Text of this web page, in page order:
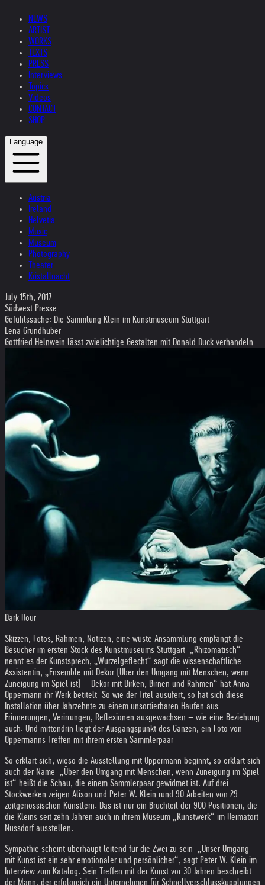
NEWS
ARTIST
WORKS
TEXTS
PRESS
Interviews
Topics
Videos
CONTACT
SHOP
Language
Austria
Ireland
Helvetia
Music
Museum
Photography
Theater
Kristallnacht
July 15th, 2017
Südwest Presse
Gefühlssache: Die Sammlung Klein im Kunstmuseum Stuttgart
Lena Grundhuber
Gottfried Helnwein lässt zwielichtige Gestalten mit Donald Duck verhandeln
Dark Hour
Skizzen, Fotos, Rahmen, Notizen, eine wüste Ansammlung empfängt die
Besucher im ersten Stock des Kunstmuseums Stuttgart. „Rhizomatisch“
nennt es der Kunstsprech, „Wurzelgeflecht“ sagt die wissenschaftliche
Assistentin, „Ensemble mit Dekor (Über den Umgang mit Menschen, wenn
Zuneigung im Spiel ist) – Dekor mit Birken, Birnen und Rahmen“ hat Anna
Oppermann ihr Werk betitelt. So wie der Titel ausufert, so hat sich diese
Installation über Jahrzehnte zu einem unsortierbaren Haufen aus
Erinnerungen, Verirrungen, Reflexionen ausgewachsen – wie eine Beziehung
auch. Und mittendrin liegt der Ausgangspunkt des Ganzen, ein Foto von
Oppermanns Treffen mit ihrem ersten Sammlerpaar.
So erklärt sich, wieso die Ausstellung mit Oppermann beginnt, so erklärt sich
auch der Name. „Über den Umgang mit Menschen, wenn Zuneigung im Spiel
ist“ heißt die Schau, die einem Sammlerpaar gewidmet ist. Auf drei
Stockwerken zeigen Alison und Peter W. Klein rund 90 Arbeiten von 29
zeitgenössischen Künstlern. Das ist nur ein Bruchteil der 900 Positionen, die
die Kleins seit zehn Jahren auch in ihrem Museum „Kunstwerk“ im Heimatort
Nussdorf ausstellen.
Sympathie scheint überhaupt leitend für die Zwei zu sein: „Unser Umgang
mit Kunst ist ein sehr emotionaler und persönlicher“, sagt Peter W. Klein im
Interview zum Katalog. Sein Treffen mit der Kunst vor 30 Jahren beschreibt
der Mann, der erfolgreich ein Unternehmen für Schnellverschlusskupplungen